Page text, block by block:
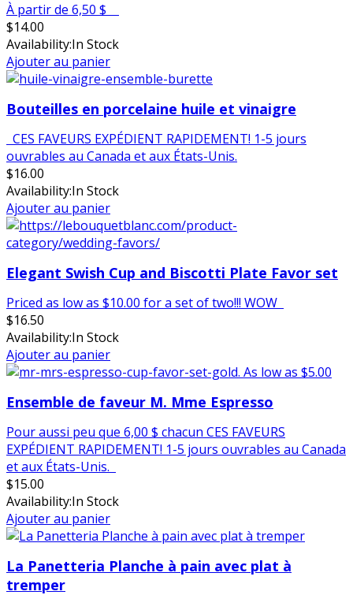
À partir de 6,50 $
$14.00
Availability:In Stock
Ajouter au panier
Bouteilles en porcelaine huile et vinaigre
CES FAVEURS EXPÉDIENT RAPIDEMENT! 1-5 jours
ouvrables au Canada et aux États-Unis.
$16.00
Availability:In Stock
Ajouter au panier
Elegant Swish Cup and Biscotti Plate Favor set
Priced as low as $10.00 for a set of two!!! WOW
$16.50
Availability:In Stock
Ajouter au panier
Ensemble de faveur M. Mme Espresso
Pour aussi peu que 6,00 $ chacun CES FAVEURS
EXPÉDIENT RAPIDEMENT! 1-5 jours ouvrables au Canada
et aux États-Unis.
$15.00
Availability:In Stock
Ajouter au panier
La Panetteria Planche à pain avec plat à
tremper